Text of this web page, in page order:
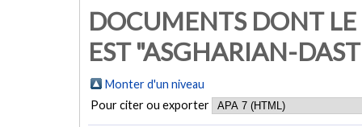
DOCUMENTS DONT
EST "ASGHARIAN-
Monter d'un niveau
Pour citer ou exporter